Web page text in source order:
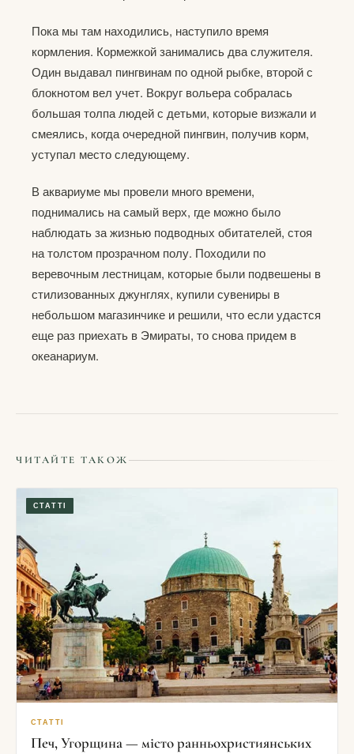
Пока мы там находились, наступило время
кормления. Кормежкой занимались два служителя.
Один выдавал пингвинам по одной рыбке, второй с
блокнотом вел учет. Вокруг вольера собралась
большая толпа людей с детьми, которые визжали и
смеялись, когда очередной пингвин, получив корм,
уступал место следующему.
В аквариуме мы провели много времени,
поднимались на самый верх, где можно было
наблюдать за жизнью подводных обитателей, стоя
на толстом прозрачном полу. Походили по
веревочным лестницам, которые были подвешены в
стилизованных джунглях, купили сувениры в
небольшом магазинчике и решили, что если удастся
еще раз приехать в Эмираты, то снова придем в
океанариум.
ЧИТАЙТЕ ТАКОЖ
СТАТТІ
СТАТТІ
Печ, Угорщина — місто ранньохристиянських